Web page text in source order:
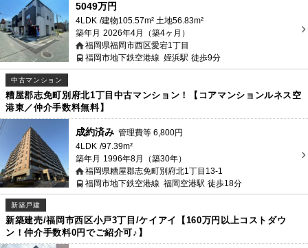
4LDK 建物105.57m² 土地56.83m²
築年月 2026年4月（築4ヶ月）
福岡県福岡市西区愛宕1丁目
福岡市地下鉄空港線 姪浜駅 徒歩9分
5049万円
中古マンション
糟屋郡志免町別府北1丁目中古マンション！【コアマンションルネス空
港東／仲介手数料無料】
4LDK 97.39m²
築年月 1996年8月（築30年）
福岡県糟屋郡志免町別府北1丁目13-1
福岡市地下鉄空港線 福岡空港駅 徒歩18分
成約済み 管理費等 6,800円
新築戸建
新築建売/福岡市西区小戸3丁目/ケイアイ【160万円以上コストダウ
ン！仲介手数料0円でご紹介可♪】